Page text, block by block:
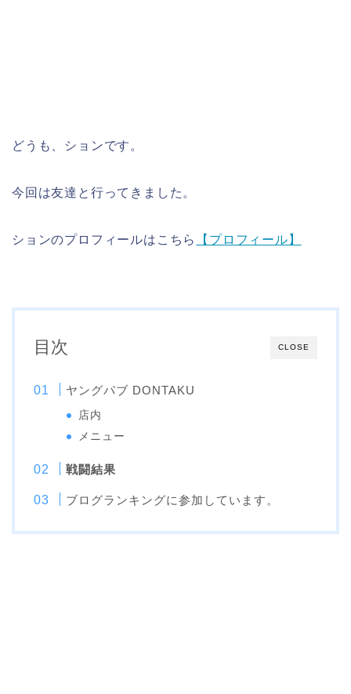
どうも、ションです。
今回は友達と行ってきました。
ションのプロフィールはこちら 【プロフィール】
CLOSE
目次
ヤングパブ DONTAKU
店内
メニュー
戦闘結果
ブログランキングに参加しています。